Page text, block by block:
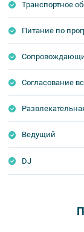
Транспортное
Питание по
Согласование
Ведущий
DJ